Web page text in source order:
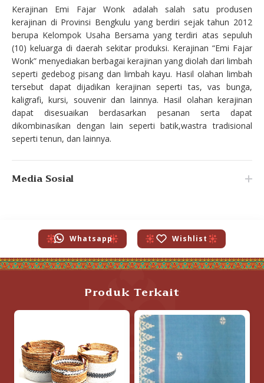
Kerajinan Emi Fajar Wonk adalah salah satu produsen
kerajinan di Provinsi Bengkulu yang berdiri sejak tahun 2012
berupa Kelompok Usaha Bersama yang terdiri atas sepuluh
(10) keluarga di daerah sekitar produksi. Kerajinan “Emi Fajar
Wonk” menyediakan berbagai kerajinan yang diolah dari limbah
seperti gedebog pisang dan limbah kayu. Hasil olahan limbah
tersebut dapat dijadikan kerajinan seperti tas, vas bunga,
kaligrafi, kursi, souvenir dan lainnya. Hasil olahan kerajinan
dapat disesuaikan berdasarkan pesanan serta dapat
dikombinasikan dengan lain seperti batik,wastra tradisional
seperti tenun, dan lainnya.
Media Sosial
Whatsapp Wishlist
Produk Terkait